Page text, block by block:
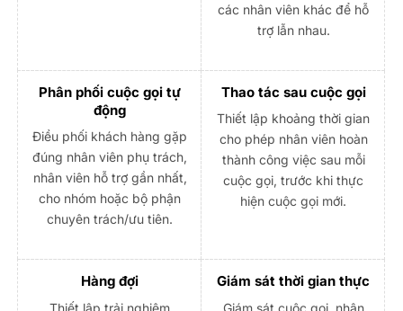
các nhân viên khác để hỗ
trợ lẫn nhau.
Phân phối cuộc gọi tự
động
Điều phối khách hàng gặp
đúng nhân viên phụ trách,
nhân viên hỗ trợ gần nhất,
cho nhóm hoặc bộ phận
chuyên trách/ưu tiên.
Thao tác sau cuộc gọi
Thiết lập khoảng thời gian
cho phép nhân viên hoàn
thành công việc sau mỗi
cuộc gọi, trước khi thực
hiện cuộc gọi mới.
Hàng đợi
Thiết lập trải nghiệm
Giám sát thời gian thực
Giám sát cuộc gọi, nhân